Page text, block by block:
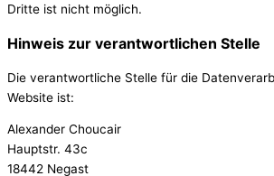
Dritte ist nicht möglich.
Hinweis zur verantwortlichen Stelle
Die verantwortliche Stelle für die
Website ist:
Alexander Choucair
Hauptstr. 43c
18442 Negast